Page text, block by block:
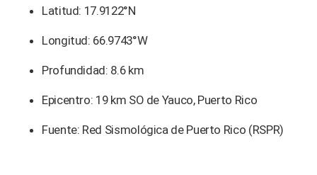
Latitud: 17.9122°N
Longitud: 66.9743°W
Profundidad: 8.6 km
Epicentro: 19 km SO de Yauco, Puerto Rico
Fuente: Red Sismológica de Puerto Rico (RSPR)